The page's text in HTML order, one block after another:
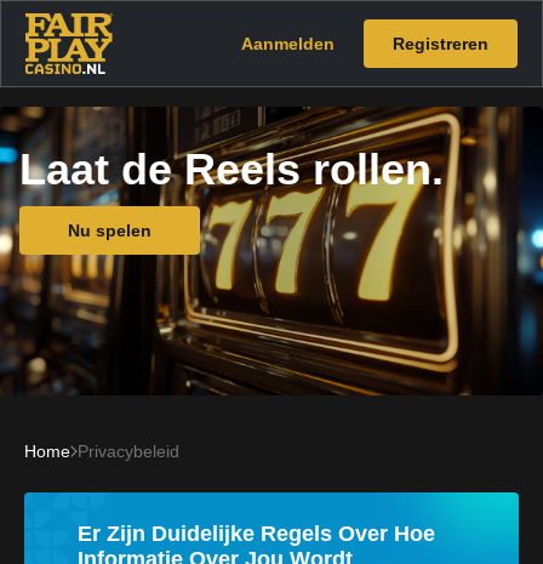
Aanmelden Registreren
Laat de Reels rollen.
Nu spelen
Home Privacybeleid
Er Zijn Duidelijke Regels Over Hoe
Informatie Over Jou Wordt